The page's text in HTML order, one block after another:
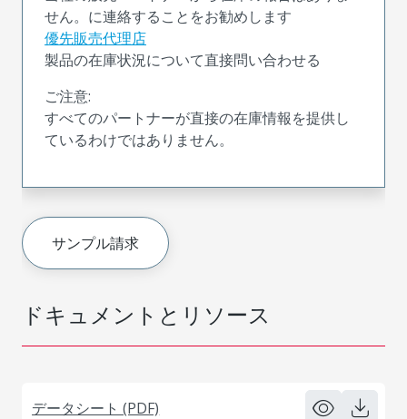
ドキュメントとリソース
データシート (PDF)
せん。に連絡することをお勧めします
優先販売代理店
製品の在庫状況について直接問い合わせる
ご注意:
すべてのパートナーが直接の在庫情報を提供し
ているわけではありません。
サンプル請求